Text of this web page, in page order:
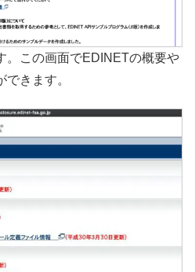
。この画面でEDINETの概要や
きます。